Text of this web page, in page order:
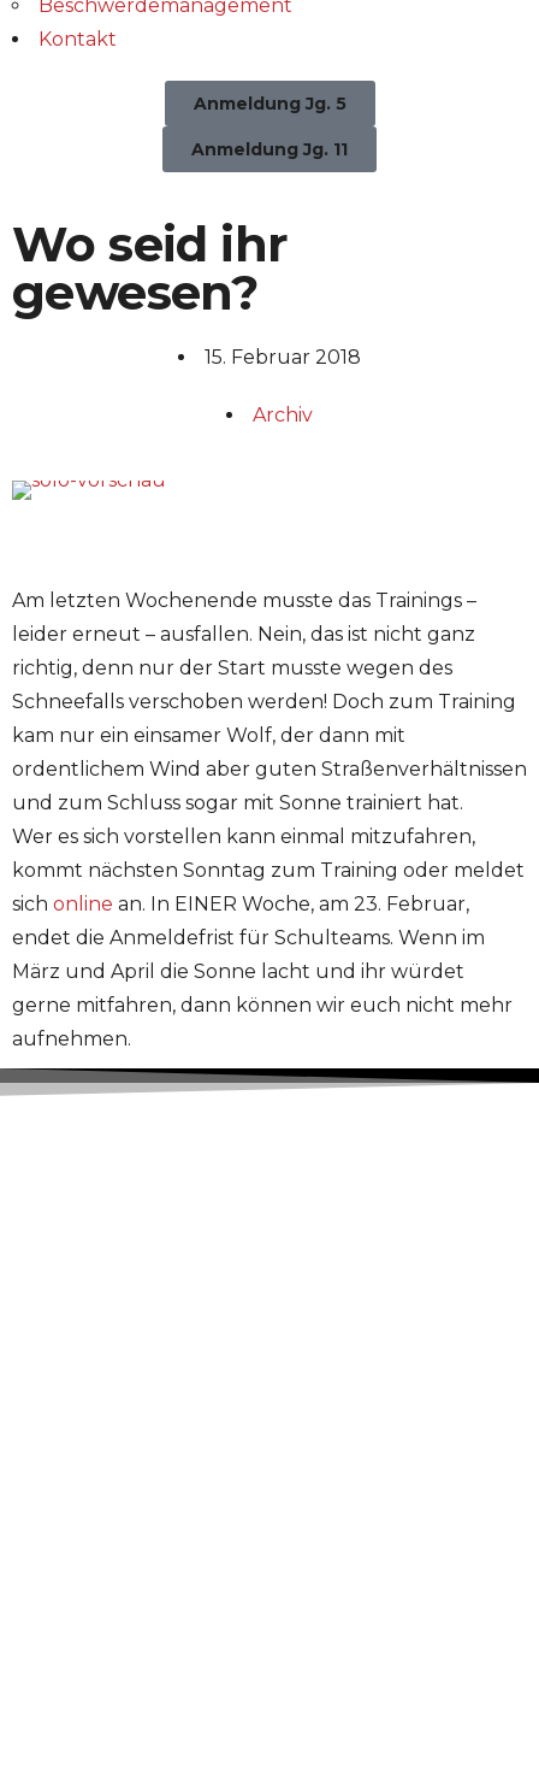
Beschwerdemanagement
Kontakt
Anmeldung Jg. 5
Anmeldung Jg. 11
Wo seid ihr
gewesen?
15. Februar 2018
Archiv
Am letzten Wochenende musste das Trainings –
leider erneut – ausfallen. Nein, das ist nicht ganz
richtig, denn nur der Start musste wegen des
Schneefalls verschoben werden! Doch zum Training
kam nur ein einsamer Wolf, der dann mit
ordentlichem Wind aber guten Straßenverhältnissen
und zum Schluss sogar mit Sonne trainiert hat.
Wer es sich vorstellen kann einmal mitzufahren,
kommt nächsten Sonntag zum Training oder meldet
sich online an. In EINER Woche, am 23. Februar,
endet die Anmeldefrist für Schulteams. Wenn im
März und April die Sonne lacht und ihr würdet
gerne mitfahren, dann können wir euch nicht mehr
aufnehmen.